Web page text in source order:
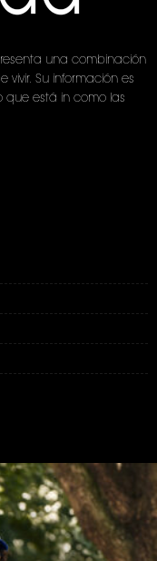
una combinación
Su información es
que está in como las